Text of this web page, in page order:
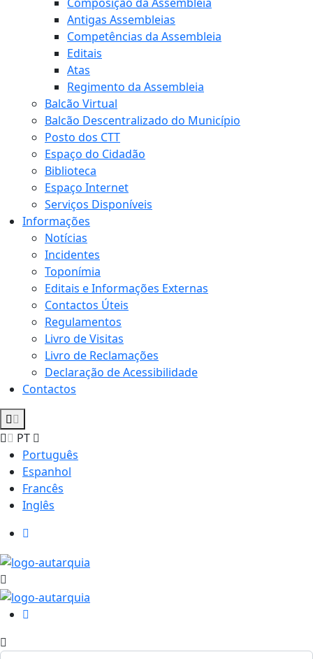
Composição da Assembleia
Antigas Assembleias
Competências da Assembleia
Editais
Atas
Regimento da Assembleia
Balcão Virtual
Balcão Descentralizado do Município
Posto dos CTT
Espaço do Cidadão
Biblioteca
Espaço Internet
Serviços Disponíveis
Informações
Notícias
Incidentes
Toponímia
Editais e Informações Externas
Contactos Úteis
Regulamentos
Livro de Visitas
Livro de Reclamações
Declaração de Acessibilidade
Contactos
PT
Português
Espanhol
Francês
Inglês